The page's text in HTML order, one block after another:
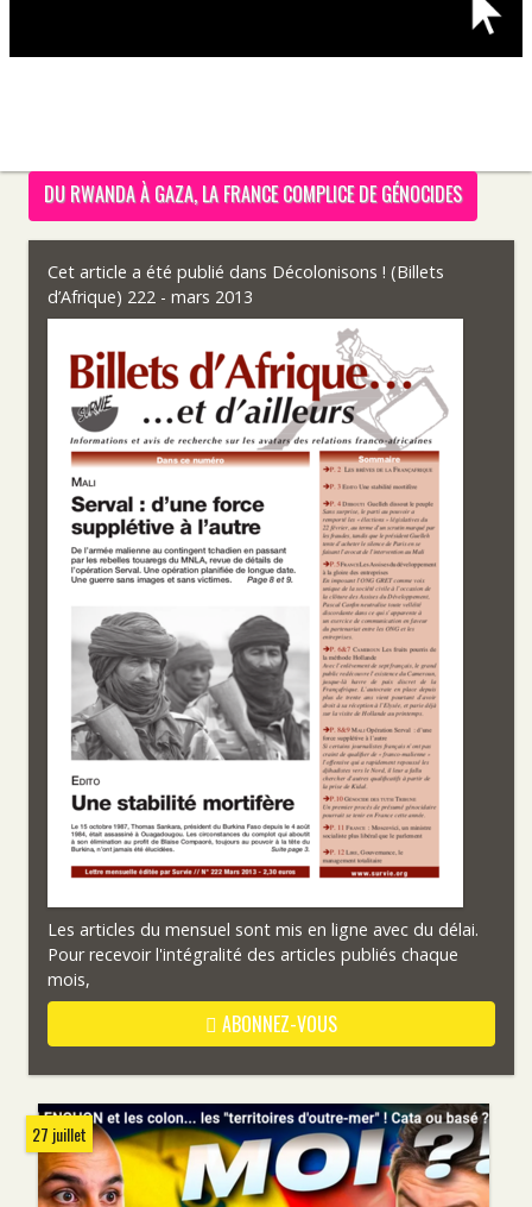
DU RWANDA À GAZA, LA FRANCE COMPLICE DE GÉNOCIDES
Cet article a été publié dans Décolonisons ! (Billets
d’Afrique) 222 - mars 2013
Les articles du mensuel sont mis en ligne avec du délai.
Pour recevoir l'intégralité des articles publiés chaque
mois,
ABONNEZ-VOUS
27 juillet